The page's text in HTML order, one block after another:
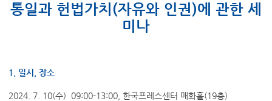
통일과 헌법가치(자유와 인권)에 관한 세
미나
1. 일시, 장소
2024. 7. 10(수) 09:00-13:00, 한국프레스센터 매화홀(19층)